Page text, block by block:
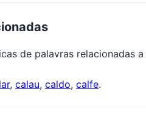
de palavras relacionadas a
, calau, caldo, calfe.